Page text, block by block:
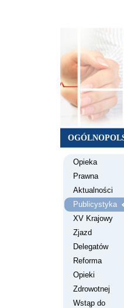
Opieka
Prawna
Aktualności
Publicystyka
XV Krajowy
Zjazd
Delegatów
Reforma
Opieki
Zdrowotnej
Wstąp do